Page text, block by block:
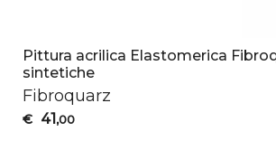
Pittura acrilica Elastomerica
sintetiche
Fibroquarz
€ 41,00